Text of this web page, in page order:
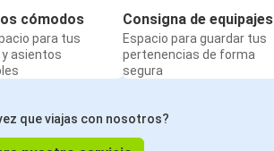
cómodos
para tus
asientos
Consigna de equipajes
Espacio para guardar tus
pertenencias de forma
segura
que viajas con nosotros?